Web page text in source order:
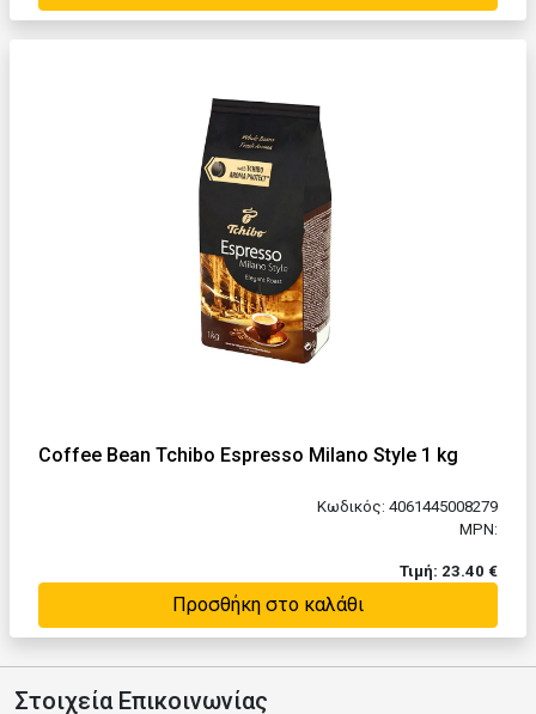
Coffee Bean Tchibo Espresso Milano Style 1 kg
Κωδικός: 4061445008279
MPN:
Τιμή: 23.40 €
Προσθήκη στο καλάθι
Στοιχεία Επικοινωνίας